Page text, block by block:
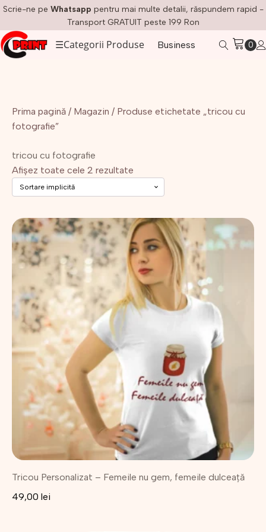
Scrie-ne pe Whatsapp pentru mai multe detalii, răspundem rapid -
Transport GRATUIT peste 199 Ron
☰Categorii Produse Business
Prima pagină / Magazin / Produse etichetate „tricou cu
fotografie”
tricou cu fotografie
Afișez toate cele 2 rezultate
Tricou Personalizat – Femeile nu gem, femeile dulceață
49,00 lei
Acest
produs
are
mai
multe
variații.
Opțiunile
pot
alese
pagina
produsului.